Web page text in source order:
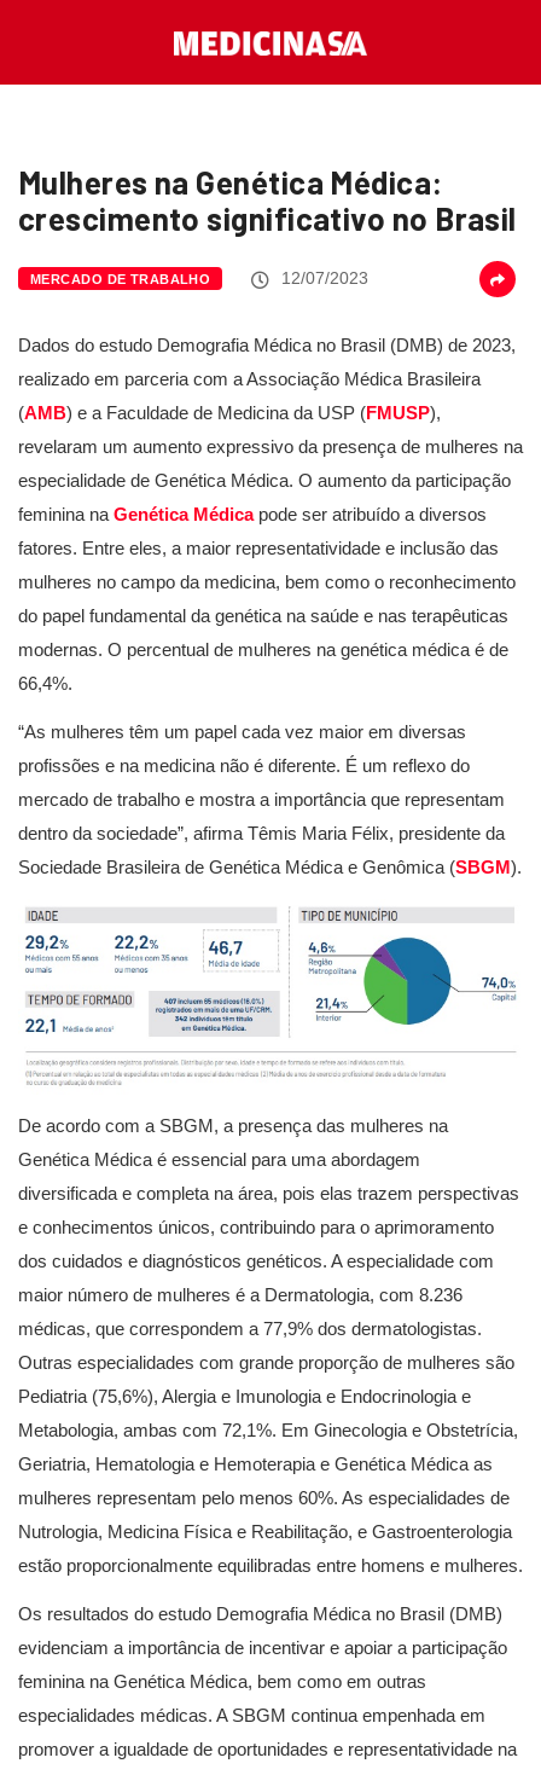
Mulheres na Genética Médica:
crescimento significativo no Brasil
MERCADO DE TRABALHO 12/07/2023
Dados do estudo Demografia Médica no Brasil (DMB) de 2023,
realizado em parceria com a Associação Médica Brasileira
(AMB) e a Faculdade de Medicina da USP (FMUSP),
revelaram um aumento expressivo da presença de mulheres na
especialidade de Genética Médica. O aumento da participação
feminina na Genética Médicapode ser atribuído a diversos
fatores. Entre eles, a maior representatividade e inclusão das
mulheres no campo da medicina, bem como o reconhecimento
do papel fundamental da genética na saúde e nas terapêuticas
modernas. O percentual de mulheres na genética médica é de
66,4%.
“As mulheres têm um papel cada vez maior em diversas
profissões e na medicina não é diferente. É um reflexo do
mercado de trabalho e mostra a importância que representam
dentro da sociedade”, afirma Têmis Maria Félix, presidente da
Sociedade Brasileira de Genética Médica e Genômica (SBGM).
De acordo com a SBGM, a presença das mulheres na
Genética Médica é essencial para uma abordagem
diversificada e completa na área, pois elas trazem perspectivas
e conhecimentos únicos, contribuindo para o aprimoramento
dos cuidados e diagnósticos genéticos. A especialidade com
maior número de mulheres é a Dermatologia, com 8.236
médicas, que correspondem a 77,9% dos dermatologistas.
Outras especialidades com grande proporção de mulheres são
Pediatria (75,6%), Alergia e Imunologia e Endocrinologia e
Metabologia, ambas com 72,1%. Em Ginecologia e Obstetrícia,
Geriatria, Hematologia e Hemoterapia e Genética Médica as
mulheres representam pelo menos 60%. As especialidades de
Nutrologia, Medicina Física e Reabilitação, e Gastroenterologia
estão proporcionalmente equilibradas entre homens e mulheres.
Os resultados do estudo Demografia Médica no Brasil (DMB)
evidenciam a importância de incentivar e apoiar a participação
feminina na Genética Médica, bem como em outras
especialidades médicas. A SBGM continua empenhada em
promover a igualdade de oportunidades e representatividade na